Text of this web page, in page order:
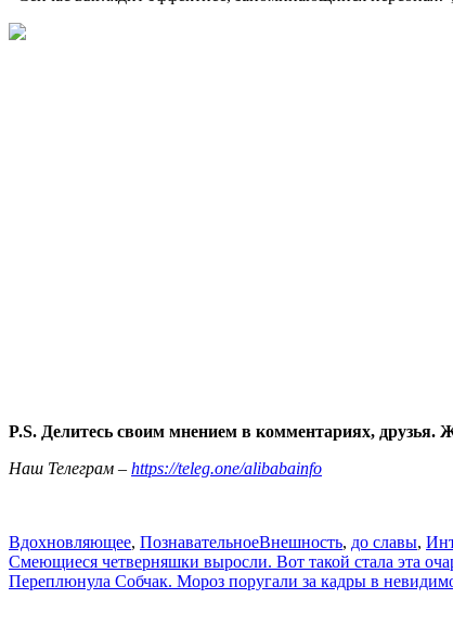
P.S. Делитесь своим мнением в комментариях, друзья.
Наш Телеграм – https://teleg.one/alibabainfo
Вдохновляющее, ПознавательноеВнешность, до славы,
Навигация
по
Смеющиеся четверняшки выросли. Вот такой стала эта
Переплюнула Собчак. Мороз поругали за кадры в